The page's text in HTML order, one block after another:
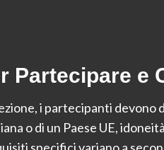
Partecipare e
i partecipanti
o di un Paese UE,